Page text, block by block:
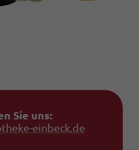
Sie uns:
einbeck.de